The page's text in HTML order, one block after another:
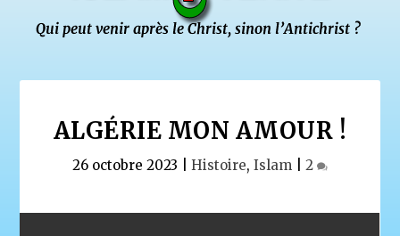
ALGÉRIE MON AMOUR !
26 octobre 2023 Histoire, Islam 2